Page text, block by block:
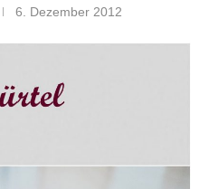
6. Dezember 2012